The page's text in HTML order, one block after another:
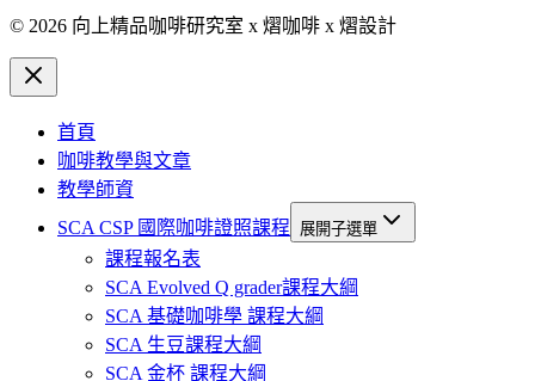
© 2026 向上精品咖啡研究室 x 熠咖啡 x 熠設計
首頁
咖啡教學與文章
教學師資
SCA CSP 國際咖啡證照課程
展開子選單
課程報名表
SCA Evolved Q grader課程大綱
SCA 基礎咖啡學 課程大綱
SCA 生豆課程大綱
SCA 金杯 課程大綱